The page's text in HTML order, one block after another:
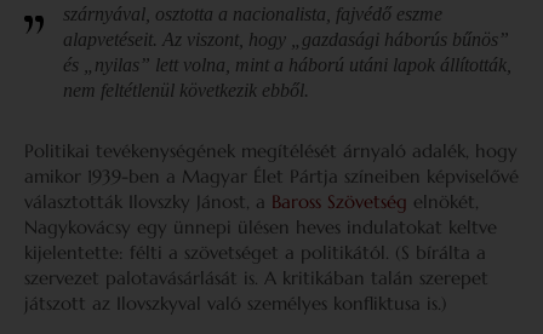
szárnyával, osztotta a nacionalista, fajvédő eszme
alapvetéseit. Az viszont, hogy „gazdasági háborús bűnös”
és „nyilas” lett volna, mint a háború utáni lapok állították,
nem feltétlenül következik ebből.
Politikai tevékenységének megítélését árnyaló adalék, hogy
amikor 1939-ben a Magyar Élet Pártja színeiben képviselővé
választották Ilovszky Jánost, a Baross Szövetség elnökét,
Nagykovácsy egy ünnepi ülésen heves indulatokat keltve
kijelentette: félti a szövetséget a politikától. (S bírálta a
szervezet palotavásárlását is. A kritikában talán szerepet
játszott az Ilovszkyval való személyes konfliktusa is.)